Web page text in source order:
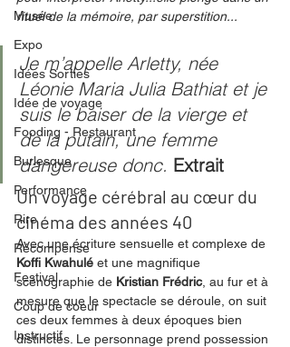
Musée
Expo
Idées Sorties
Idée de voyage
Fooding - Restaurant
Burlesque
Performance
Rire
Récompense
Festival
Coup de coeur
Instructif
rituel de la mémoire, par superstition...
Je m’appelle Arletty, née
Léonie Maria Julia Bathiat et je
suis le baiser de la vierge et
de la putain, une femme
dangereuse donc. Extrait
Un voyage cérébral au cœur du
cinéma des années 40
Avec une écriture sensuelle et complexe de
Koffi Kwahulé et une magnifique
scénographie de Kristian Frédric, au fur et à
mesure que le spectacle se déroule, on suit
ces deux femmes à deux époques bien
distinctes. Le personnage prend possession